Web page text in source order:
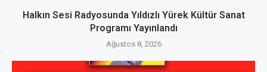
Halkın Sesi Radyosunda Yıldızlı Yürek Kültür Sanat
Programı Yayınlandı
Ağustos 8, 2026